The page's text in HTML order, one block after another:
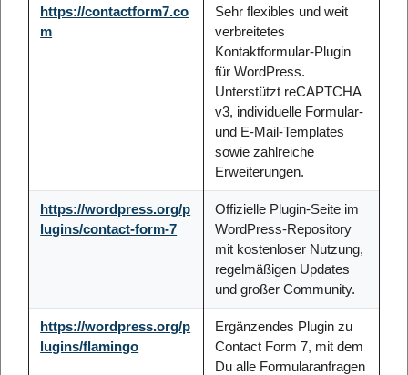
https://contactform7.co
m
Sehr flexibles und weit
verbreitetes
Kontaktformular-Plugin
für WordPress.
Unterstützt reCAPTCHA
v3, individuelle Formular-
und E-Mail-Templates
sowie zahlreiche
Erweiterungen.
https://wordpress.org/p
lugins/contact-form-7
Offizielle Plugin-Seite im
WordPress-Repository
mit kostenloser Nutzung,
regelmäßigen Updates
und großer Community.
https://wordpress.org/p
lugins/flamingo
Ergänzendes Plugin zu
Contact Form 7, mit dem
Du alle Formularanfragen